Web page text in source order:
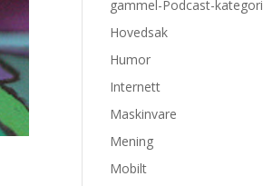
gammel-Podcast-kategori
Hovedsak
Humor
Internett
Maskinvare
Mening
Mobilt